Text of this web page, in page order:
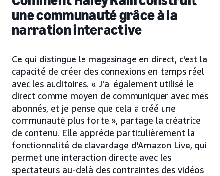
une communauté grâce à la
narration interactive
Ce qui distingue le magasinage en direct, c'est la
capacité de créer des connexions en temps réel
avec les auditoires. « J'ai également utilisé le
direct comme moyen de communiquer avec mes
abonnés, et je pense que cela a créé une
communauté plus forte », partage la créatrice
de contenu. Elle apprécie particulièrement la
fonctionnalité de clavardage d'Amazon Live, qui
permet une interaction directe avec les
spectateurs au-delà des contraintes des vidéos